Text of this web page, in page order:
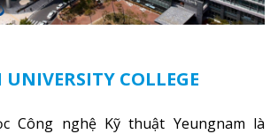
COLLEGE
Công nghệ Kỹ thuật Yeungnam là